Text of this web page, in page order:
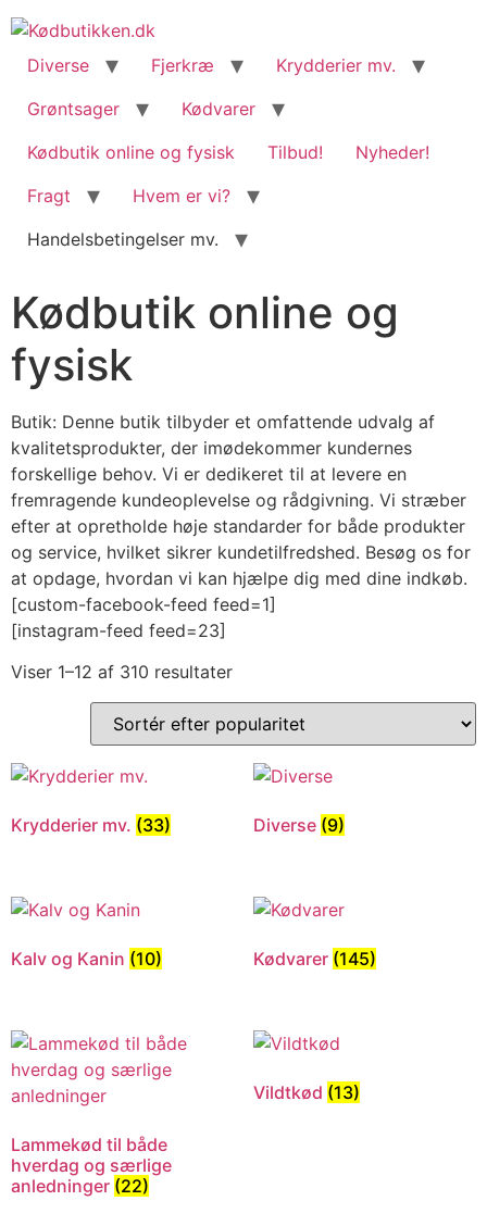
content
Diverse Fjerkræ
Krydderier mv.
Grøntsager
Kødvarer
Kødbutik online og fysisk
Tilbud!
Nyheder!
Fragt
Hvem er vi?
Handelsbetingelser mv.
Kødbutik online og
fysisk
Butik: Denne butik tilbyder et omfattende udvalg af
kvalitetsprodukter, der imødekommer kundernes
forskellige behov. Vi er dedikeret til at levere en
fremragende kundeoplevelse og rådgivning. Vi stræber
efter at opretholde høje standarder for både produkter
og service, hvilket sikrer kundetilfredshed. Besøg os for
at opdage, hvordan vi kan hjælpe dig med dine indkøb.
[custom-facebook-feed feed=1]
[instagram-feed feed=23]
Viser 1–12 af 310 resultater
Krydderier mv. (33) Diverse (9)
Kalv og Kanin (10) Kødvarer (145)
Lammekød til både
hverdag og særlige
anledninger (22)
Vildtkød (13)